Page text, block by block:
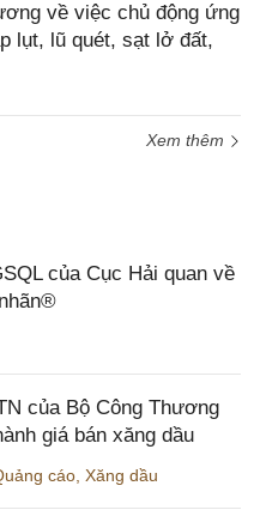
về việc chủ động ứng
lụt, lũ quét, sạt lở đất,
Xem thêm
của Cục Hải quan về
của Bộ Công Thương
giá bán xăng dầu
cáo Xăng dầu